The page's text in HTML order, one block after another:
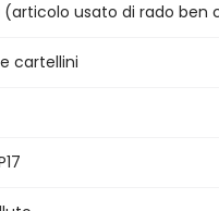
(articolo usato di rado ben
cartellini